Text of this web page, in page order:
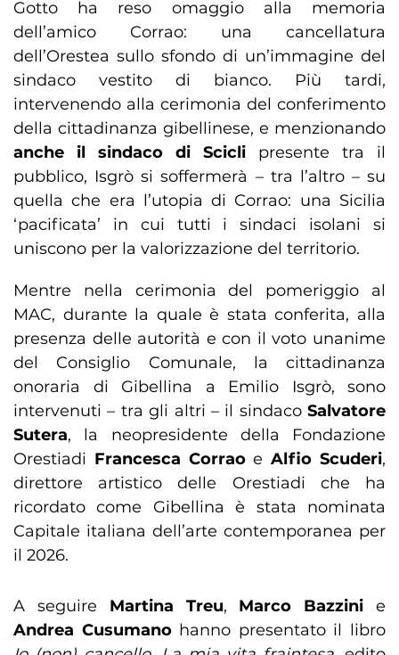
Gotto ha reso omaggio alla memoria
dell’amico Corrao: una cancellatura
dell’Orestea sullo sfondo di un’immagine del
sindaco vestito di bianco. Più tardi,
intervenendo alla cerimonia del conferimento
della cittadinanza gibellinese, e menzionando
anche il sindaco di Scicli presente tra il
pubblico, Isgrò si soffermerà – tra l’altro – su
quella che era l’utopia di Corrao: una Sicilia
‘pacificata’ in cui tutti i sindaci isolani si
uniscono per la valorizzazione del territorio.
Mentre nella cerimonia del pomeriggio al
MAC, durante la quale è stata conferita, alla
presenza delle autorità e con il voto unanime
del Consiglio Comunale, la cittadinanza
onoraria di Gibellina a Emilio Isgrò, sono
intervenuti – tra gli altri – il sindaco Salvatore
Sutera, la neopresidente della Fondazione
Orestiadi Francesca CorraoeAlfio Scuderi,
direttore artistico delle Orestiadi che ha
ricordato come Gibellina è stata nominata
Capitale italiana dell’arte contemporanea per
il 2026.
A seguire Martina Treu, Marco Bazzini e
Andrea Cusumanohanno presentato il libro